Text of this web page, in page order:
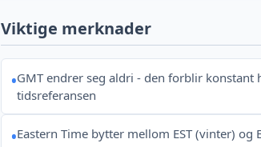
Viktige merknader
•GMT endrer seg aldri - den forblir konstant
tidsreferansen
•Eastern Time bytter mellom EST (vinter)